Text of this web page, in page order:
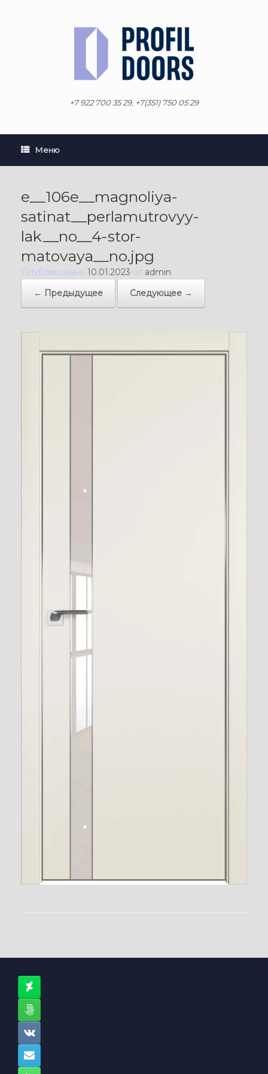
+7 922 700 35 29, +7(351) 750 05 29
Меню
e__106e__magnoliya-
satinat__perlamutrovyy-
lak__no__4-stor-
matovaya__no.jpg
Опубликовано 10.01.2023 от admin
← Предыдущее
Следующее →